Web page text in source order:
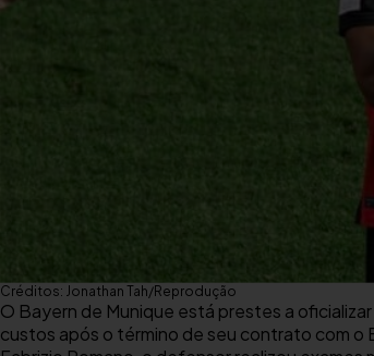
Créditos: Jonathan Tah/Reprodução
O Bayern de Munique está prestes a
custos após o término de seu contrato com o